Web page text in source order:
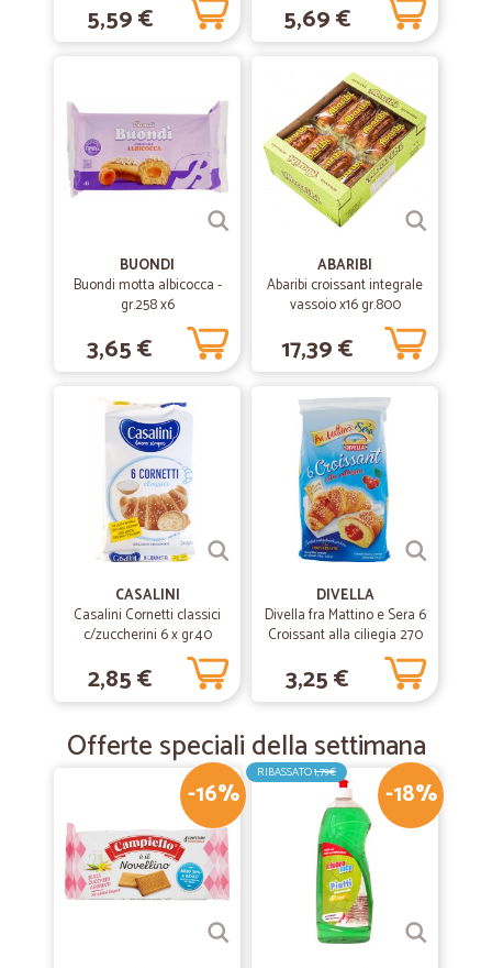
30/05/2020
Lorenza C.
Ottimo
Ottimo. Penso che compreró spesso qui. Mi evita di sprecare tempo e
benzina, per girare nei supermercati.
—Barbara S.
Attesa lunga per l'ordine, consegna rapida.
arrivata puntuale il giorno dopo la consegna. Suggerisco più
attenzione nella disposizione dei prodotti, comunque consegnati
come li avevo ordinati e con scadenze adeguate.
22/06/2019
—Sergio L.
Buona " scoperta" da parte nostra fatta…
Buona " scoperta" da parte nostra fatta anni fa. Ottimi i prodotti e
ottimo il servizio di spedizione. Il vettore che ci raggiunge qui a
Livorno ha un autista cordiale e cortese.
09/02/2019
—Monica D.
Ottimo prezzo e consegna veloce e puntuale. Raccomandatissimo!
04/12/2018
Marilena M.
Azienda seria. Purtroppo i prezzi sono un po' cari.
5,59 € 5,69 €
BUONDI
Buondi motta albicocca -
gr.258 x6
3,65 €
ABARIBI
Abaribi croissant integrale
vassoio x16 gr.800
17,39 €
CASALINI
Casalini Cornetti classici
c/zuccherini 6 x gr.40
2,85 €
DIVELLA
Divella fra Mattino e Sera 6
Croissant alla ciliegia 270
3,25 €
Offerte speciali della settimana
-16% -18%
RIBASSATO1,79€